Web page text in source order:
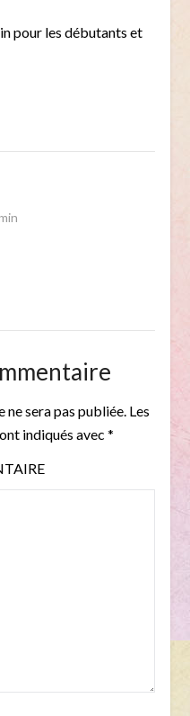
pour les débutants et
ne sera pas publiée.Les
indiqués avec *